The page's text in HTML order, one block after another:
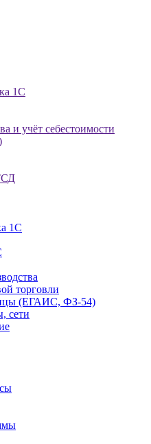
1С
и учёт себестоимости
1С
торговли
(ЕГАИС, ФЗ-54)
сети